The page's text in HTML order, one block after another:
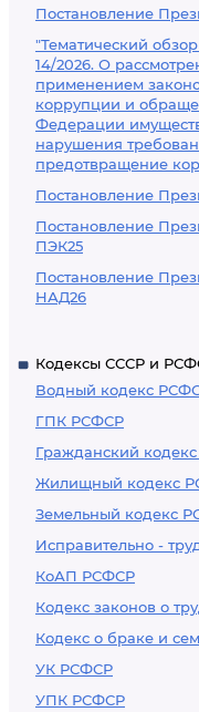
Постановление
"Тематический
14/2026. О
применением
коррупции и
Федерации
нарушения
предотвращение
Постановление
Постановление
ПЭК25
Постановление
НАД26
Кодексы СССР и
Водный кодекс
ГПК РСФСР
Гражданский
Жилищный кодекс
Земельный кодекс
Исправительно -
КоАП РСФСР
Кодекс законов о
Кодекс о браке и
УК РСФСР
УПК РСФСР